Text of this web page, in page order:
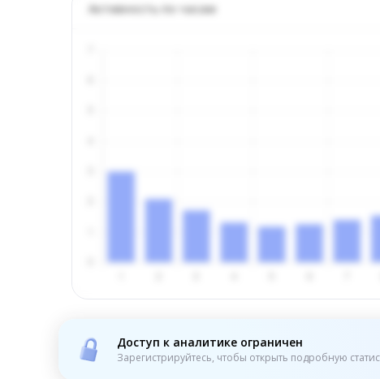
Активность по часам
Доступ к аналитике ограничен
Зарегистрируйтесь, чтобы открыть подробную